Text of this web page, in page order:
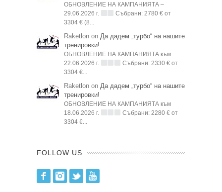
ОБНОВЛЕНИЕ НА КАМПАНИЯТА –
29.06.2026 г.
Събрани: 2780 € от
3304 € (8...
Raketlon on Да дадем „турбо“ на нашите
тренировки!
ОБНОВЛЕНИЕ НА КАМПАНИЯТА към
22.06.2026 г.
Събрани: 2330 € от
3304 €...
Raketlon on Да дадем „турбо“ на нашите
тренировки!
ОБНОВЛЕНИЕ НА КАМПАНИЯТА към
18.06.2026 г.
Събрани: 2280 € от
3304 €...
FOLLOW US
FacebookInstagram
Twitter